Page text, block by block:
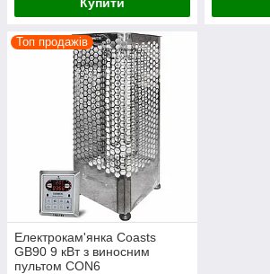
Топ продажів
Електрокам'янка Coasts
GB90 9 кВт з виносним
пультом CON6